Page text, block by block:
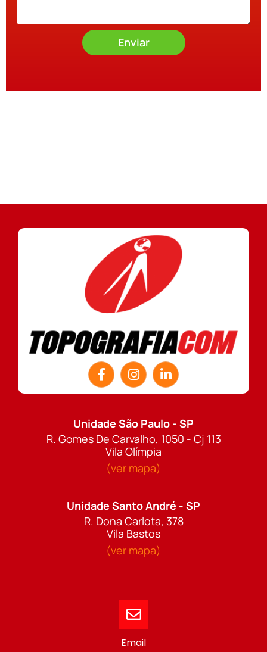
Enviar
Unidade São Paulo - SP
R. Gomes De Carvalho, 1050 - Cj 113
Vila Olímpia
(ver mapa)
Unidade Santo André - SP
R. Dona Carlota, 378
Vila Bastos
(ver mapa)
Email